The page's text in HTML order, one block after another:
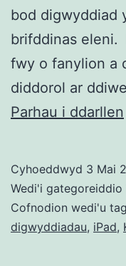
bod digwyddiad
brifddinas eleni.
fwy o fanylion a
diddorol ar
Parhau i ddarllen
Cyhoeddwyd 3 Mai
Wedi'i gategoreiddio
Cofnodion wedi'u
digwyddiadau, iPad,